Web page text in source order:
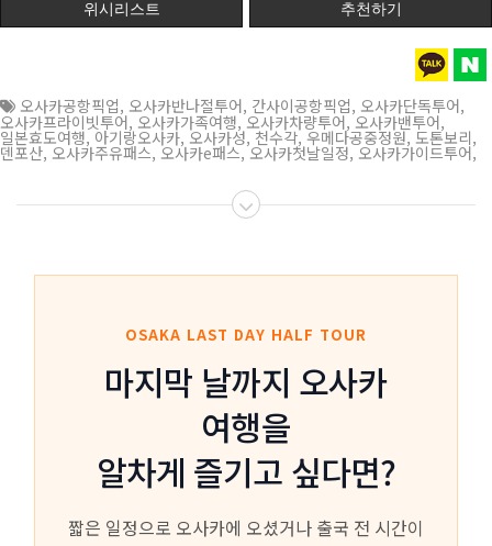
위시리스트 추천하기
오사카공항픽업, 오사카반나절투어, 간사이공항픽업, 오사카단독투어,
오사카프라이빗투어, 오사카가족여행, 오사카차량투어, 오사카밴투어,
일본효도여행, 아기랑오사카, 오사카성, 천수각, 우메다공중정원, 도톤보리,
덴포산, 오사카주유패스, 오사카e패스,오사카첫날일정, 오사카가이드투어,
OSAKA LAST DAY HALF TOUR
마지막 날까지 오사카
여행을
알차게 즐기고 싶다면?
짧은 일정으로 오사카에 오셨거나 출국 전 시간이